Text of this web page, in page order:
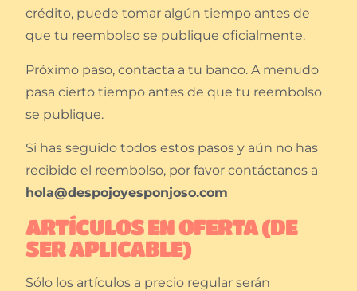
crédito, puede tomar algún tiempo antes de
que tu reembolso se publique oficialmente.
Próximo paso, contacta a tu banco. A menudo
pasa cierto tiempo antes de que tu reembolso
se publique.
Si has seguido todos estos pasos y aún no has
recibido el reembolso, por favor contáctanos a
hola@despojoyesponjoso.com
ARTÍCULOS EN OFERTA (DE
SER APLICABLE)
Sólo los artículos a precio regular serán